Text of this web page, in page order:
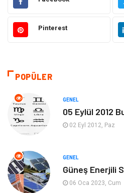
Ülkemizden Haberler
Akıllı Telefon
Soru-Cevap
Ekonomi
Tanıtıcı Reklam
Pinterest
POPÜLER
GENEL
05 Eylül 2012
02 Eyl 2012, Paz
GENEL
Güneş Enerjili
06 Oca 2023, Cum